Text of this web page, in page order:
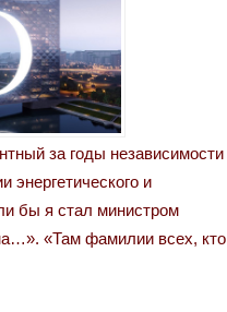
за годы независимости
энергетического и
бы я стал министром
«Там фамилии всех, кто